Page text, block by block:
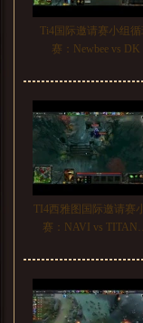
Ti4国际邀请赛小组循
赛：Newbee vs DK
TI4西雅图国际邀请赛
赛：NAVI vs